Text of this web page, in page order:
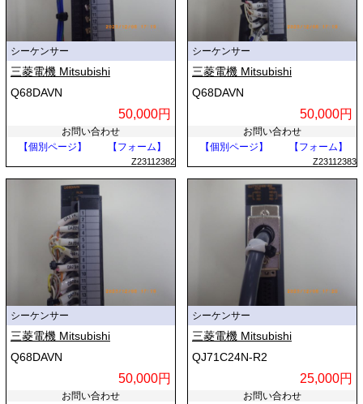
シーケンサー
三菱電機 Mitsubishi
Q68DAVN
50,000円
お問い合わせ
【個別ページ】
【フォーム】
Z23112382
シーケンサー
三菱電機 Mitsubishi
Q68DAVN
50,000円
お問い合わせ
【個別ページ】
【フォーム】
Z23112383
シーケンサー
三菱電機 Mitsubishi
Q68DAVN
50,000円
お問い合わせ
シーケンサー
三菱電機 Mitsubishi
QJ71C24N-R2
25,000円
お問い合わせ